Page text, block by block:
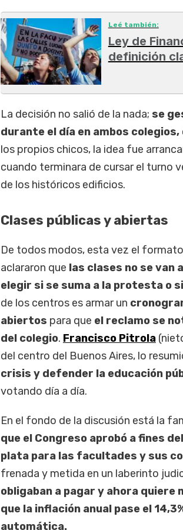
Leé también:
Ley de
definición
La decisión no salió de la nada; se
durante el día en ambos
los propios chicos, la idea fue
cuando terminara de cursar el turno
de los históricos edificios.
Clases públicas y abiertas
De todos modos, esta vez el
aclararon que las clases no se van
elegir si se suma a la protesta o
de los centros es armar un
abiertos para que el reclamo se
del colegio. Francisco Pitrola
del centro del Buenos Aires, lo
crisis y defender la educación
votando día a día.
En el fondo de la discusión está la
que el Congreso aprobó a fines
plata para las facultades y sus
frenada y metida en un laberinto
obligaban a pagar y ahora quiere
que la inflación anual pase el
automática.